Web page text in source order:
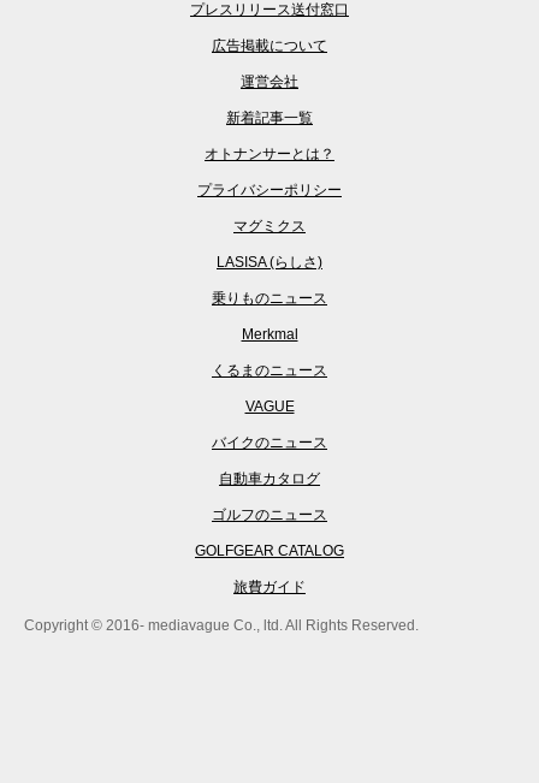
プレスリリース送付窓口
広告掲載について
運営会社
新着記事一覧
オトナンサーとは？
プライバシーポリシー
マグミクス
LASISA (らしさ)
乗りものニュース
Merkmal
くるまのニュース
VAGUE
バイクのニュース
自動車カタログ
ゴルフのニュース
GOLFGEAR CATALOG
旅費ガイド
Copyright © 2016- mediavague Co., ltd. All Rights Reserved.